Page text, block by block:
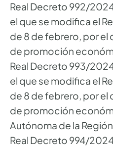
Real Decreto 992/
el que se modifica el
de 8 de febrero, por el
de promoción
Real Decreto 993/
el que se modifica el
de 8 de febrero, por el
de promoción
Autónoma de la
Real Decreto 994/